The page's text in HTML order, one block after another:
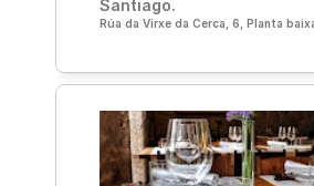
Santiago.
Rúa da Virxe da Cerca, 6, Planta